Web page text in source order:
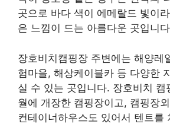
곳으로 바다 색이 에메랄드 빛이
은 느낌이 드는 아름다운 곳입니
장호비치캠핑장 주변에는 해양레
험마을, 해상케이블카 등 다양한
실 수 있는 곳입니다. 장호비치
월에 개장한 캠핑장이고, 캠핑장
컨테이너하우스도 있어서 텐트를